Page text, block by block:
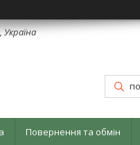
Україна
Повернення та обмін